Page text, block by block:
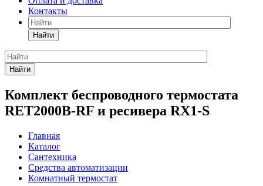
Контакты
Найти
Найти
Комплект беспроводного термостата
RET2000B-RF и ресивера RX1-S
Главная
Каталог
Сантехника
Средства автоматизации
Комнатный термостат